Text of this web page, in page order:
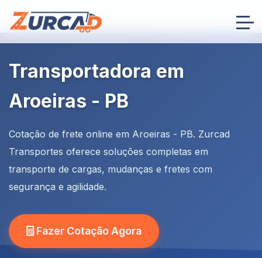
Transportadora em
Aroeiras - PB
Cotação de frete online em Aroeiras - PB. Zurcad
Transportes oferece soluções completas em
transporte de cargas, mudanças e fretes com
segurança e agilidade.
Fazer Cotação Agora